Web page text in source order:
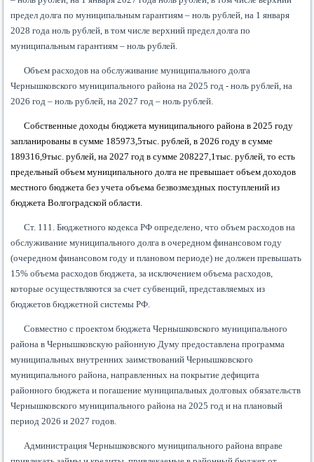
предел долга по муниципальным гарантиям – ноль рублей, на 1 января
2028 года ноль рублей, в том числе верхний предел долга по
муниципальным гарантиям – ноль рублей.
Объем расходов на обслуживание муниципального долга
Чернышковского муниципального района на 2025 год - ноль рублей, на
2026 год – ноль рублей, на 2027 год – ноль рублей.
Собственные доходы бюджета муниципального района в 2025 году
запланированы в сумме 185973,5тыс. рублей, в 2026 году в сумме
189316,9тыс. рублей, на 2027 год в сумме 208227,1тыс. рублей, то есть
предельный объем муниципального долга не превышает объем доходов
местного бюджета без учета объема безвозмездных поступлений из
бюджета Волгоградской области.
Ст. 111. Бюджетного кодекса РФ определено, что объем расходов на
обслуживание муниципального долга в очередном финансовом году
(очередном финансовом году и плановом периоде) не должен превышать
15% объема расходов бюджета, за исключением объема расходов,
которые осуществляются за счет субвенций, представляемых из
бюджетов бюджетной системы РФ.
Совместно с проектом бюджета Чернышковского муниципального
района в Чернышковскую районную Думу предоставлена программа
муниципальных внутренних заимствований Чернышковского
муниципального района, направленных на покрытие дефицита
районного бюджета и погашение муниципальных долговых обязательств
Чернышковского муниципального района на 2025 год и на плановый
период 2026 и 2027 годов.
Администрация Чернышковского муниципального района вправе